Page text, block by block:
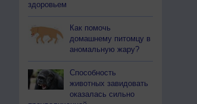
здоровьем
Как помочь
домашнему питомцу в
аномальную жару?
Способность
животных завидовать
оказалась сильно